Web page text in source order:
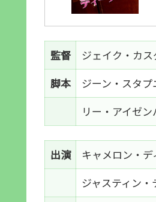
監督
ジェイク・カス
脚本
ジーン・スタプ
リー・アイゼン
出演
キャメロン・デ
ジャスティン